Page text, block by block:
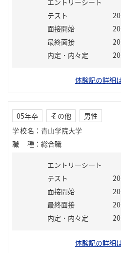
エントリーシート
テスト
面接開始
最終面接
内定・内々定
体験記の詳細
05年卒 その他
男性
学校名 ： 青山学院大学
職種 ： 総合職
エントリーシート
テスト
面接開始
最終面接
内定・内々定
体験記の詳細